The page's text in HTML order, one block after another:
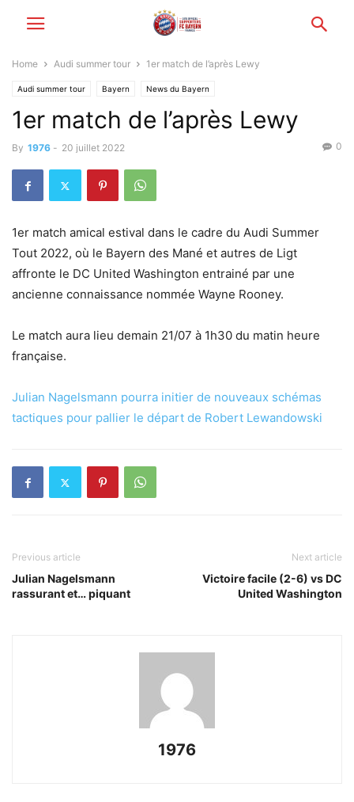
Home Audi summer tour 1er match de l’après Lewy
Audi summer tour Bayern News du Bayern
1er match de l’après Lewy
By 1976 - 20 juillet 2022 0
1er match amical estival dans le cadre du Audi Summer
Tout 2022, où le Bayern des Mané et autres de Ligt
affronte le DC United Washington entrainé par une
ancienne connaissance nommée Wayne Rooney.
Le match aura lieu demain 21/07 à 1h30 du matin heure
française.
Julian Nagelsmann pourra initier de nouveaux schémas
tactiques pour pallier le départ de Robert Lewandowski
Previous article
Julian Nagelsmann
rassurant et… piquant
Next article
Victoire facile (2-6) vs DC
United Washington
1976